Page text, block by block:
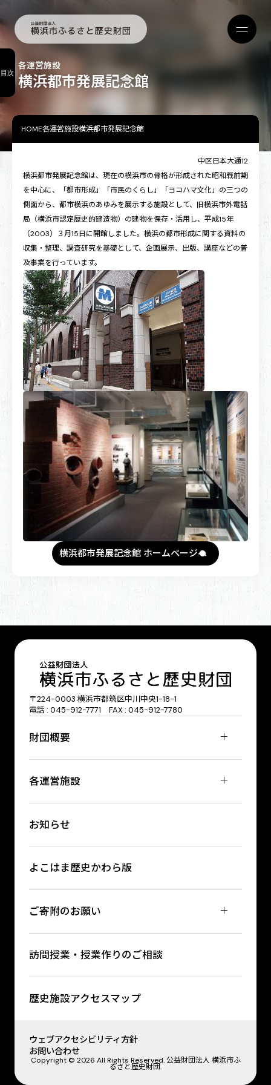
横浜都市発展記念館
各運営施設
HOME各運営施設横浜都市発展記念館
中区日本大通12
横浜都市発展記念館は、現在の横浜市の骨格が形成された昭和戦前期
を中心に、「都市形成」「市民のくらし」「ヨコハマ文化」の三つの
側面から、都市横浜のあゆみを展示する施設として、旧横浜市外電話
局（横浜市認定歴史的建造物）の建物を保存・活用し、平成15年
（2003）３月15日に開館しました。横浜の都市形成に関する資料の
収集・整理、調査研究を基礎として、企画展示、出版、講座などの普
及事業を行っています。
横浜都市発展記念館 ホームページへ
目次
〒224-0003 横浜市都筑区中川中央1-18-1
電話 : 045-912-7771 FAX : 045-912-7780
財団概要
各運営施設
お知らせ
よこはま歴史かわら版
ご寄附のお願い
訪問授業・授業作りのご相談
歴史施設アクセスマップ
ウェブアクセシビリティ方針
お問い合わせ
Copyright © 2026 All Rights Reserved. 公益財団法人 横浜市ふ
るさと歴史財団.